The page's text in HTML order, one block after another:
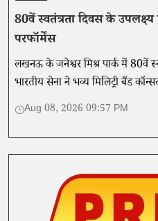
80वें स्वतंत्रता दिवस के उपलक्ष्य में लखनऊ में
परफॉर्मेंस
लखनऊ के जनेश्वर मिश्र पार्क में 80वें
भारतीय सेना ने भव्य मिलिट्री बैंड
ने दर्शकों का दिल जीता।
Aug 08, 2026 09:57 PM